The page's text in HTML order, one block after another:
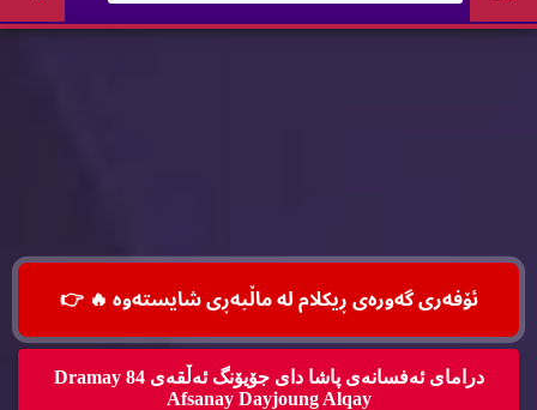
COM
ئۆفه‌ری گه‌وره‌ی ڕیكلام له‌ ماڵپه‌ڕی شایسته‌وه‌ 🔥👉
درامای ئه‌فسانه‌ی پاشا دای جۆیۆنگ ئه‌ڵقه‌ی 84 Dramay
Afsanay Dayjoung Alqay